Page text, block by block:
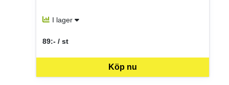
I lager
Köp nu
89:- / st
SEK per ST